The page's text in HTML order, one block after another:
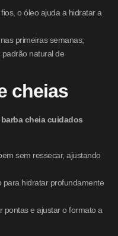
o óleo ajuda a hidratar a
primeiras semanas;
natural de
cheias
barba cheia cuidados
sem ressecar, ajustando
para hidratar profundamente
pontas e ajustar o formato a